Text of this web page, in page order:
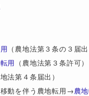
（農地法第３条の３届出
用 （農地法第３条許可）
地法第４条届出）
動を伴う農地転用→農